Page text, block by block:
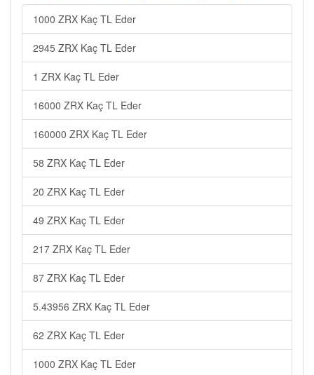
1000 ZRX Kaç TL Eder
2945 ZRX Kaç TL Eder
1 ZRX Kaç TL Eder
16000 ZRX Kaç TL Eder
160000 ZRX Kaç TL Eder
58 ZRX Kaç TL Eder
20 ZRX Kaç TL Eder
49 ZRX Kaç TL Eder
217 ZRX Kaç TL Eder
87 ZRX Kaç TL Eder
5.43956 ZRX Kaç TL Eder
62 ZRX Kaç TL Eder
1000 ZRX Kaç TL Eder